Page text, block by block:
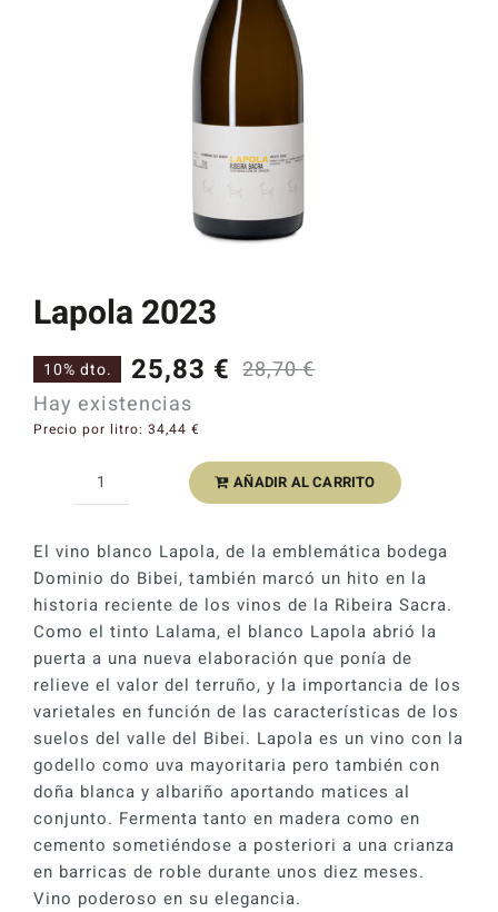
Catas y Actividades
Lapola 2023
28,70€
original
era:
28,70 €.
25,83 €
actual
es:
25,83 €.
10% dto.
Hay existencias
Precio por litro: 34,44 €
Lapola
cantidad
AÑADIR AL CARRITO
El vino blanco Lapola, de la emblemática bodega
Dominio do Bibei, también marcó un hito en la
historia reciente de los vinos de la Ribeira Sacra.
Como el tinto Lalama, el blanco Lapola abrió la
puerta a una nueva elaboración que ponía de
relieve el valor del terruño, y la importancia de los
varietales en función de las características de los
suelos del valle del Bibei. Lapola es un vino con la
godello como uva mayoritaria pero también con
doña blanca y albariño aportando matices al
conjunto. Fermenta tanto en madera como en
cemento sometiéndose a posteriori a una crianza
en barricas de roble durante unos diez meses.
Vino poderoso en su elegancia.